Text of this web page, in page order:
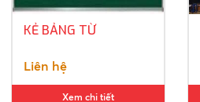
KẺ BẢNG TỪ
Liên hệ
Xem chi tiết